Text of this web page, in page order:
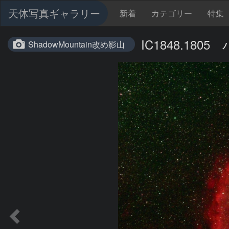
天体写真ギャラリー 新着 カテゴリー 特集
ShadowMountain改め影山 IC1848.1805